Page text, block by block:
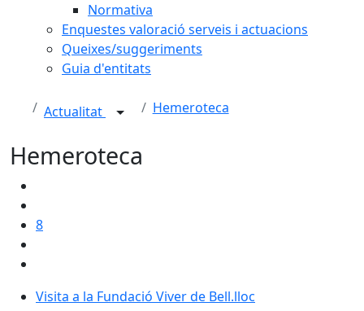
Normativa
Enquestes valoració serveis i actuacions
Queixes/suggeriments
Guia d'entitats
Actualitat Hemeroteca
Hemeroteca
8
Visita a la Fundació Viver de Bell.lloc
Visita a la Fundació Viver de Bell.lloc